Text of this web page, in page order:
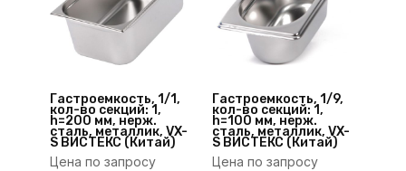
Гастроемкость, 1/1,
кол-во секций: 1,
h=200 мм, нерж.
сталь, металлик, VX-
S ВИСТЕКС (Китай)
Цена по запросу
Гастроемкость, 1/9,
кол-во секций: 1,
h=100 мм, нерж.
сталь, металлик, VX-
S ВИСТЕКС (Китай)
Цена по запросу